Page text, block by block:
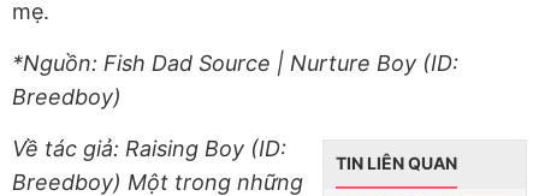
mẹ.
*Nguồn: Fish Dad Source | Nurture Boy (ID:
Breedboy)
TIN LIÊN QUAN
Về tác giả: Raising Boy (ID:
Breedboy) Một trong những